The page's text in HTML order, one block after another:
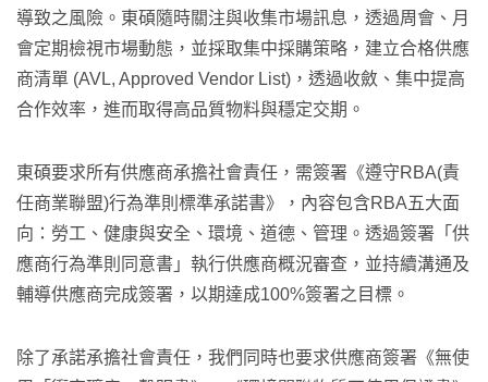
導致之風險。東碩隨時關注與收集市場訊息，透過周會、月
會定期檢視市場動態，並採取集中採購策略，建立合格供應
商清單 (AVL, Approved Vendor List)，透過收斂、集中提高
合作效率，進而取得高品質物料與穩定交期。
東碩要求所有供應商承擔社會責任，需簽署《遵守RBA(責
任商業聯盟)行為準則標準承諾書》，內容包含RBA五大面
向：勞工、健康與安全、環境、道德、管理。透過簽署「供
應商行為準則同意書」執行供應商概況審查，並持續溝通及
輔導供應商完成簽署，以期達成100%簽署之目標。
除了承諾承擔社會責任，我們同時也要求供應商簽署《無使